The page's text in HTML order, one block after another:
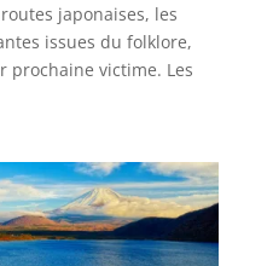
japonaises, les
issues du folklore,
victime. Les